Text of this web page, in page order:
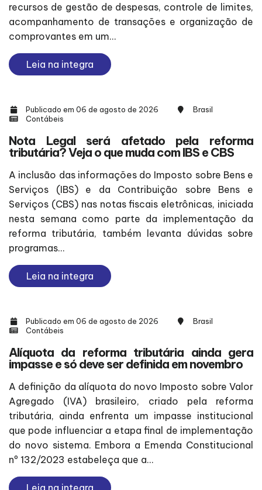
recursos de gestão de despesas, controle de limites,
acompanhamento de transações e organização de
comprovantes em um...
Leia na integra
Publicado em 06 de agosto de 2026
Brasil
Contábeis
Nota Legal será afetado pela reforma
tributária? Veja o que muda com IBS e CBS
A inclusão das informações do Imposto sobre Bens e
Serviços (IBS) e da Contribuição sobre Bens e
Serviços (CBS) nas notas fiscais eletrônicas, iniciada
nesta semana como parte da implementação da
reforma tributária, também levanta dúvidas sobre
programas...
Leia na integra
Publicado em 06 de agosto de 2026
Brasil
Contábeis
Alíquota da reforma tributária ainda gera
impasse e só deve ser definida em novembro
A definição da alíquota do novo Imposto sobre Valor
Agregado (IVA) brasileiro, criado pela reforma
tributária, ainda enfrenta um impasse institucional
que pode influenciar a etapa final de implementação
do novo sistema. Embora a Emenda Constitucional
nº 132/2023 estabeleça que a...
Leia na integra